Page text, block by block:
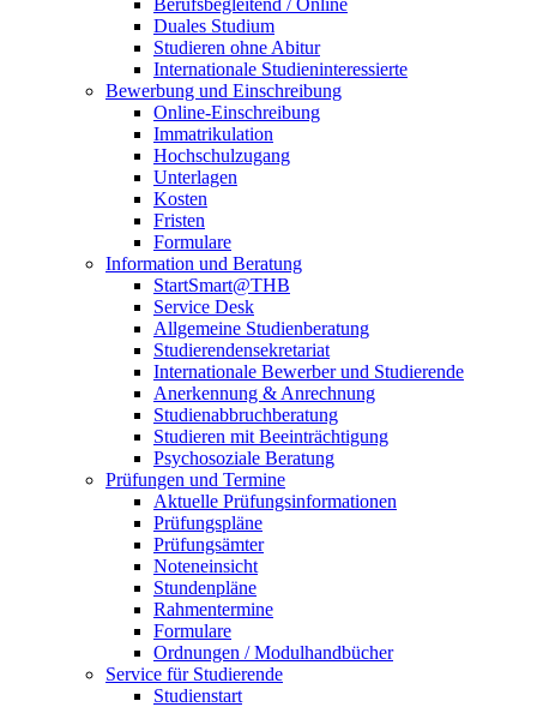
Berufsbegleitend / Online
Duales Studium
Studieren ohne Abitur
Internationale Studieninteressierte
Bewerbung und Einschreibung
Online-Einschreibung
Immatrikulation
Hochschulzugang
Unterlagen
Kosten
Fristen
Formulare
Information und Beratung
StartSmart@THB
Service Desk
Allgemeine Studienberatung
Studierendensekretariat
Internationale Bewerber und Studierende
Anerkennung & Anrechnung
Studienabbruchberatung
Studieren mit Beeinträchtigung
Psychosoziale Beratung
Prüfungen und Termine
Aktuelle Prüfungsinformationen
Prüfungspläne
Prüfungsämter
Noteneinsicht
Stundenpläne
Rahmentermine
Formulare
Ordnungen / Modulhandbücher
Service für Studierende
Studienstart